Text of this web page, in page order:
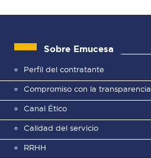
Sobre Emucesa
Perfil del contratante
Compromiso con la transparencia
Canal Ético
Calidad del servicio
RRHH